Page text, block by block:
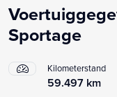
Sportage
Kilometerstand
59.497 km